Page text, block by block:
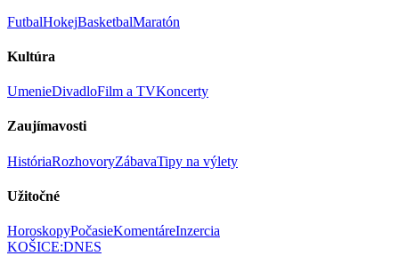
FutbalHokejBasketbalMaratón
Kultúra
UmenieDivadloFilm a TVKoncerty
Zaujímavosti
HistóriaRozhovoryZábavaTipy na výlety
Užitočné
HoroskopyPočasieKomentáreInzercia
KOŠICE:DNES